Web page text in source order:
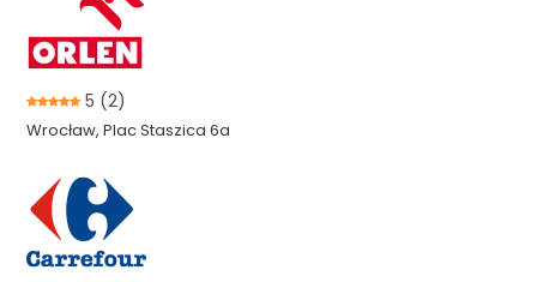
5 (2)
Wrocław, Plac Staszica 6a